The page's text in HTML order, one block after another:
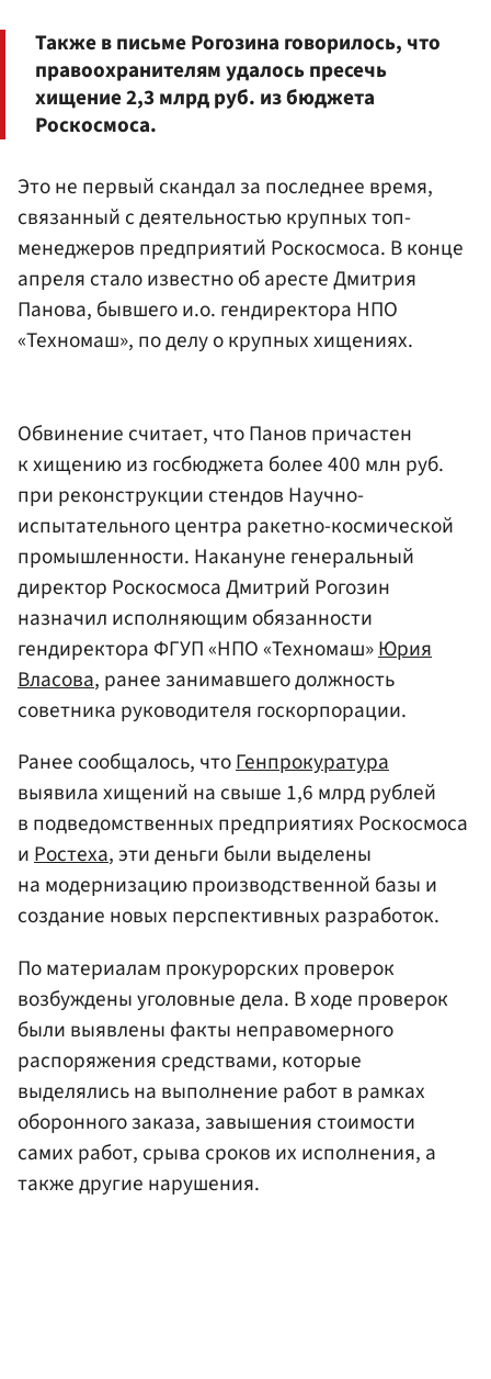
Также в письме Рогозина говорилось, что
правоохранителям удалось пресечь
хищение 2,3 млрд руб. из бюджета
Роскосмоса.
Это не первый скандал за последнее время,
связанный с деятельностью крупных топ-
менеджеров предприятий Роскосмоса. В конце
апреля стало известно об аресте Дмитрия
Панова, бывшего и.о. гендиректора НПО
«Техномаш», по делу о крупных хищениях.
Обвинение считает, что Панов причастен
к хищению из госбюджета более 400 млн руб.
при реконструкции стендов Научно-
испытательного центра ракетно-космической
промышленности. Накануне генеральный
директор Роскосмоса Дмитрий Рогозин
назначил исполняющим обязанности
гендиректора ФГУП «НПО «Техномаш»Юрия
Власова, ранее занимавшего должность
советника руководителя госкорпорации.
Ранее сообщалось, чтоГенпрокуратура
выявила хищений на свыше 1,6 млрд рублей
в подведомственных предприятиях Роскосмоса
иРостеха, эти деньги были выделены
на модернизацию производственной базы и
создание новых перспективных разработок.
По материалам прокурорских проверок
возбуждены уголовные дела. В ходе проверок
были выявлены факты неправомерного
распоряжения средствами, которые
выделялись на выполнение работ в рамках
оборонного заказа, завышения стоимости
самих работ, срыва сроков их исполнения, а
также другие нарушения.